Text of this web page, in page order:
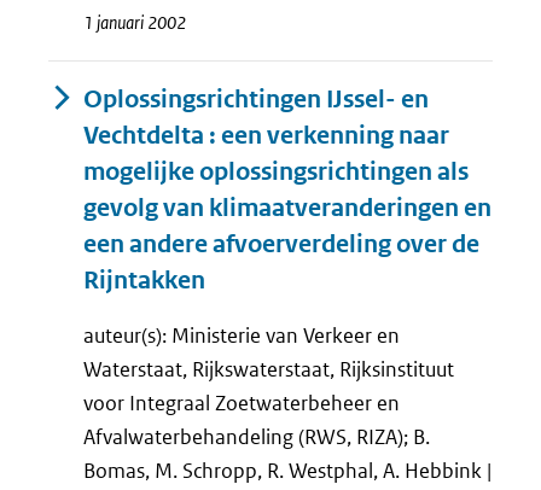
1 januari 2002
Oplossingsrichtingen IJssel- en
Vechtdelta : een verkenning naar
mogelijke oplossingsrichtingen als
gevolg van klimaatveranderingen en
een andere afvoerverdeling over de
Rijntakken
auteur(s): Ministerie van Verkeer en
Waterstaat, Rijkswaterstaat, Rijksinstituut
voor Integraal Zoetwaterbeheer en
Afvalwaterbehandeling (RWS, RIZA); B.
Bomas, M. Schropp, R. Westphal, A. Hebbink |